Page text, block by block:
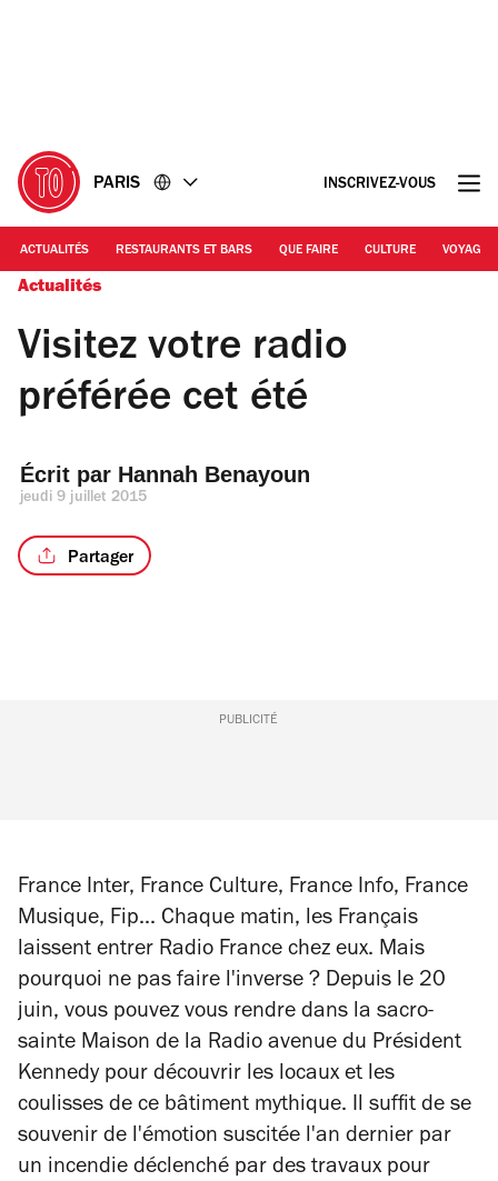
PARIS INSCRIVEZ-VOUS
ACTUALITÉS RESTAURANTS ET BARS QUE FAIRE CULTURE VOYAGE
Actualités
Visitez votre radio
préférée cet été
Écrit par Hannah Benayoun
jeudi 9 juillet 2015
Partager
PUBLICITÉ
France Inter, France Culture, France Info, France
Musique, Fip... Chaque matin, les Français
laissent entrer Radio France chez eux. Mais
pourquoi ne pas faire l'inverse ? Depuis le 20
juin, vous pouvez vous rendre dans la sacro-
sainte Maison de la Radio avenue du Président
Kennedy pour découvrir les locaux et les
coulisses de ce bâtiment mythique. Il suffit de se
souvenir de l'émotion suscitée l'an dernier par
un incendie déclenché par des travaux pour